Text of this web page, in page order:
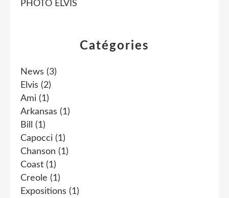
Catégories
News (3)
Elvis (2)
Ami (1)
Arkansas (1)
Bill
(1)
Capocci (1)
Chanson (1)
Coast (1)
Creole (1)
Expositions (1)
PHOTO ELVIS